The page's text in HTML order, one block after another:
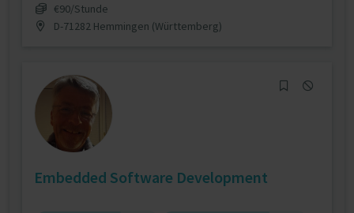
€90/Stunde
D-71282 Hemmingen (Württemberg)
Embedded Software Development